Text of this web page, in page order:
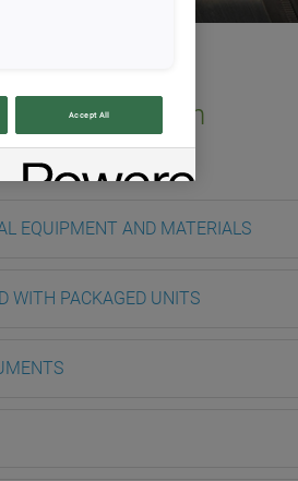
Protection
EQUIPMENT AND MATERIALS
WITH PACKAGED UNITS
Accept All